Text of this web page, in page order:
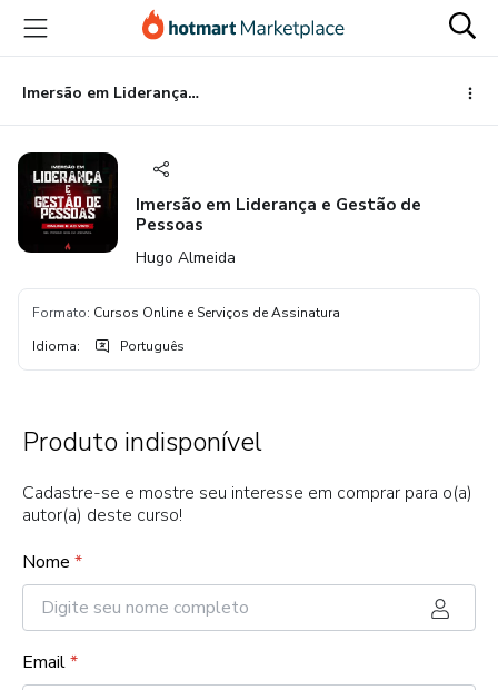
para
conteúdo
principal
para
pagamento
para
rodapé
Imersão em Liderança e Gestão de Pessoas
Imersão em Liderança e Gestão de
Pessoas
Hugo Almeida
Formato: Cursos Online e Serviços de Assinatura
Idioma: Português
Produto indisponível
Cadastre-se e mostre seu interesse em comprar para o(a)
autor(a) deste curso!
Nome *
Email*